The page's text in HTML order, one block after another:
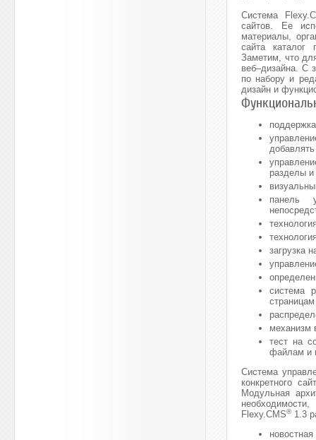
Система
сайтов. Ее
материалы,
сайта каталог
Заметим, что
веб–дизайна. С
по набору и
дизайн и
разделы
панель
загрузка
система
механизм
тест на
файлам и
Система
конкретного
Модульная
Flexy.CMS®1.3